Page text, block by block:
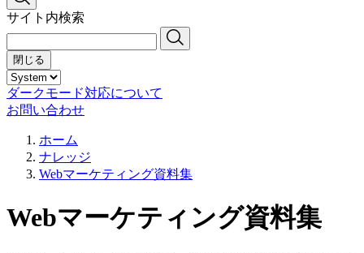
サイト内検索
閉じる
ダークモード対応について
お問い合わせ
ホーム
ナレッジ
Webマーケティング資料集
Webマーケティング資料集